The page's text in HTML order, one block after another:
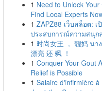
1 Need to Unlock Your
Find Local Experts
1 ZAPZ88 เว็บสล็อต: เ
ประสบการณ์ความสนุก
1 时尚女王 ， 靓妈 นา
漂亮 还 飒 ！
1 Conquer Your Gout
Relief is Possible
1 Salaire d'infirmière à